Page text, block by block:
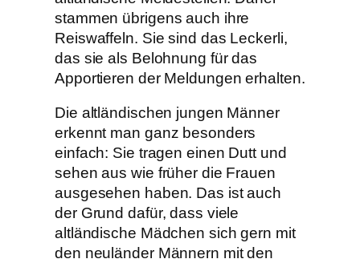
stammen übrigens auch ihre
Reiswaffeln. Sie sind das Leckerli,
das sie als Belohnung für das
Apportieren der Meldungen erhalten.
Die altländischen jungen Männer
erkennt man ganz besonders
einfach: Sie tragen einen Dutt und
sehen aus wie früher die Frauen
ausgesehen haben. Das ist auch
der Grund dafür, dass viele
altländische Mädchen sich gern mit
den neuländer Männern mit den